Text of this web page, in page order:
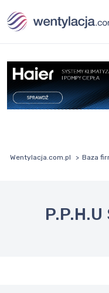
Wentylacja.com.pl Baza